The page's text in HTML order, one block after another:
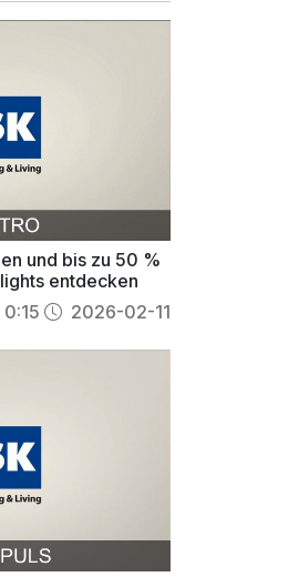
und bis zu 50 %
entdecken
0:15 2026-02-11